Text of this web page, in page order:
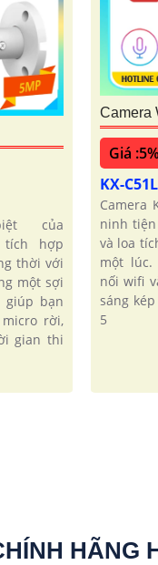
của
tích hợp
thời với
một sợi
giúp bạn
rời,
gian thi
Camera
Giá
KX-C51L
Camera
ninh
và loa
một lúc.
nối wifi
sáng
5
HÃNG